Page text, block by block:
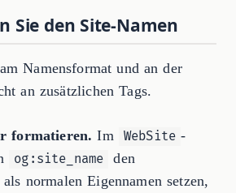
Sie den Site-Namen
Namensformat und an der
an zusätzlichen Tags.
formatieren. Im WebSite -
og:site_name
den
normalen Eigennamen setzen,